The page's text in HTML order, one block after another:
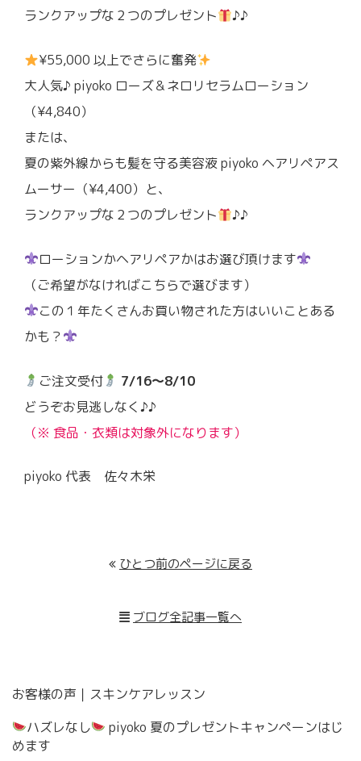
ランクアップな２つのプレゼント
♪♪
¥55,000 以上でさらに奮発
大人気♪ piyoko ローズ＆ネロリセラムローション
（¥4,840）
または、
夏の紫外線からも髪を守る美容液 piyoko ヘアリペアス
ムーサー（¥4,400）と、
ランクアップな２つのプレゼント
♪♪
ローションかヘアリペアかはお選び頂けます
（ご希望がなければこちらで選びます）
この１年たくさんお買い物された方はいいことある
かも？
ご注文受付
7/16〜8/10
どうぞお見逃しなく♪♪
（※ 食品・衣類は対象外になります）
piyoko 代表 佐々木栄
ひとつ前のページに戻る
ブログ全記事一覧へ
お客様の声｜スキンケアレッスン
ハズレなし
piyoko 夏のプレゼントキャンペーンはじ
めます